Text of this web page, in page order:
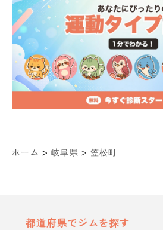
ホーム > 岐阜県 > 笠松町
都道府県でジムを探す